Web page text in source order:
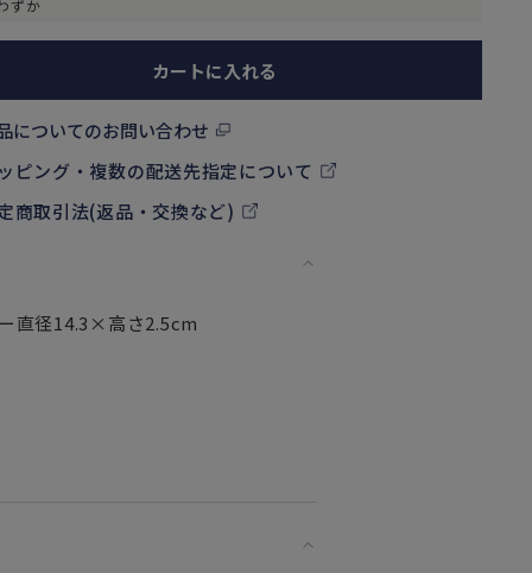
ずか
カートに入れる
についてのお問い合わせ
ピング・複数の配送先指定について
商取引法(返品・交換など)
直径14.3×高さ2.5cm